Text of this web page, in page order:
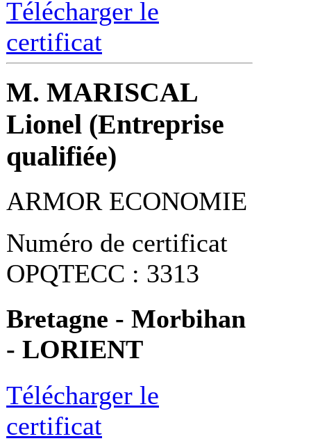
Télécharger le
certificat
M. MARISCAL
Lionel (Entreprise
qualifiée)
ARMOR ECONOMIE
Numéro de certificat
OPQTECC : 3313
Bretagne - Morbihan
- LORIENT
Télécharger le
certificat